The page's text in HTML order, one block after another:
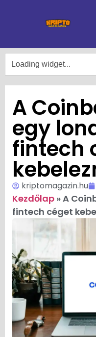
A
egy
fintech
kriptomagazin.hu
Kezdőlap »A
fintech céget